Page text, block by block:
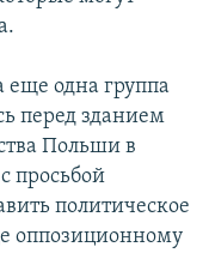
еще одна группа
перед зданием
Польши в
просьбой
политическое
оппозиционному